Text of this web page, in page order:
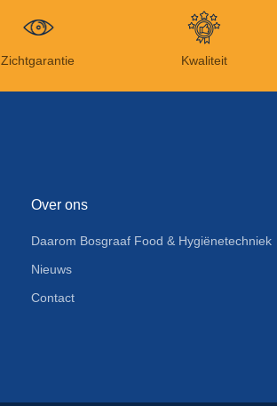
Zichtgarantie Kwaliteit
Over ons
Daarom Bosgraaf Food & Hygiënetechniek
Nieuws
Contact